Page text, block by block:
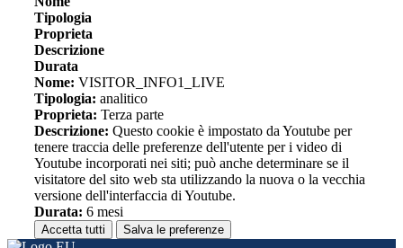
Tipologia
Proprieta
Descrizione
Durata
Nome: VISITOR_INFO1_LIVE
Tipologia: analitico
Proprieta: Terza parte
Descrizione: Questo cookie è impostato da Youtube per
tenere traccia delle preferenze dell'utente per i video di
Youtube incorporati nei siti; può anche determinare se il
visitatore del sito web sta utilizzando la nuova o la vecchia
versione dell'interfaccia di Youtube.
Durata: 6 mesi
Accetta tutti Salva le preferenze